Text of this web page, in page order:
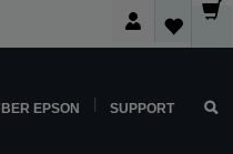
EPSON SUPPORT